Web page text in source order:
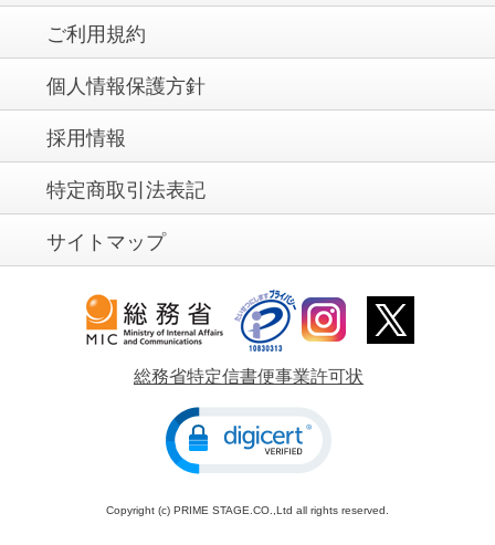
ご利用規約
個人情報保護方針
採用情報
特定商取引法表記
サイトマップ
総務省特定信書便事業許可状
Copyright (c) PRIME STAGE.CO.,Ltd all rights reserved.